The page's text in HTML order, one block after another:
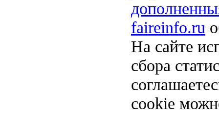
faireinfo.ru
На сайте
сбора
cookie